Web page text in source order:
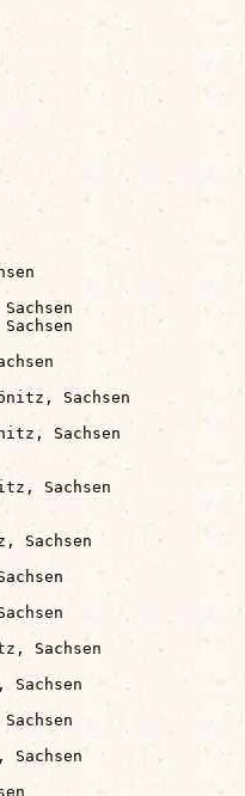
Sachsen
Sachsen
Sachsen
Sachsen
Sachsen
Sachsen
Sachsen